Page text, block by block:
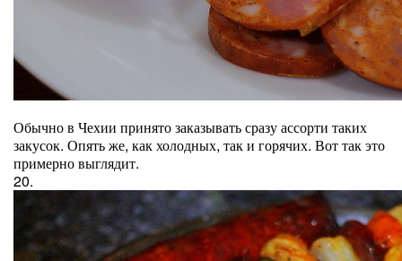
Обычно в Чехии принято заказывать сразу ассорти таких
закусок. Опять же, как холодных, так и горячих. Вот так это
примерно выглядит.
20.